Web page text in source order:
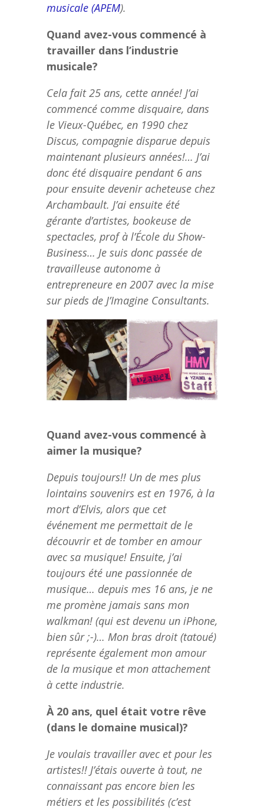
musicale (APEM).
Quand avez-vous commencé à
travailler dans l’industrie
musicale?
Cela fait 25 ans, cette année! J’ai
commencé comme disquaire, dans
le Vieux-Québec, en 1990 chez
Discus, compagnie disparue depuis
maintenant plusieurs années!… J’ai
donc été disquaire pendant 6 ans
pour ensuite devenir acheteuse chez
Archambault. J’ai ensuite été
gérante d’artistes, bookeuse de
spectacles, prof à l’École du Show-
Business… Je suis donc passée de
travailleuse autonome à
entrepreneure en 2007 avec la mise
sur pieds de J’Imagine Consultants.
Quand avez-vous commencé à
aimer la musique?
Depuis toujours!! Un de mes plus
lointains souvenirs est en 1976, à la
mort d’Elvis, alors que cet
événement me permettait de le
découvrir et de tomber en amour
avec sa musique! Ensuite, j’ai
toujours été une passionnée de
musique… depuis mes 16 ans, je ne
me promène jamais sans mon
walkman! (qui est devenu un iPhone,
bien sûr ;-)… Mon bras droit (tatoué)
représente également mon amour
de la musique et mon attachement
à cette industrie.
À 20 ans, quel était votre rêve
(dans le domaine musical)?
Je voulais travailler avec et pour les
artistes!! J’étais ouverte à tout, ne
connaissant pas encore bien les
métiers et les possibilités (c’est